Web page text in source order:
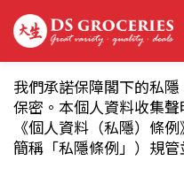
我們承諾保障閣下的私
保密。本個人資料收集
《個人資料（私隱）條
簡稱「私隱條例」）規管